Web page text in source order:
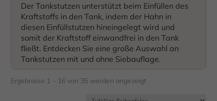
Der Tankstutzen unterstützt beim Einfüllen des
Kraftstoffs in den Tank, indem der Hahn in
diesen Einfüllstutzen hineingelegt wird und
somit der Kraftstoff einwandfrei in den Tank
fließt. Entdecken Sie eine große Auswahl an
Tankstutzen mit und ohne Siebauflage.
Ergebnisse 1 – 16 von 35 werden angezeigt